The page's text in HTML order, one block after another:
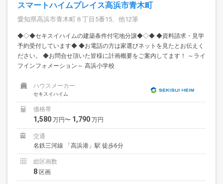
スマートハイムプレイス高浜市青木町
愛知県高浜市青木町８丁目5番15、他12筆
◆◇◆セキスイハイムの建築条件付宅地分譲◆◇◆ ◆資料請求・見学
予約受付しています◆ ◆お電話の方は家選びネットを見たとお伝えく
ださい。 ◆お問合せ頂いた皆様に計画概要をご案内してます！ ～ライ
フインフォメーション～ 高浜小学校
ハウスメーカー
セキスイハイム
価格帯
1,580 万円〜 1,790 万円
交通
名鉄三河線 「高浜港」駅 徒歩6分
総区画数
8 区画